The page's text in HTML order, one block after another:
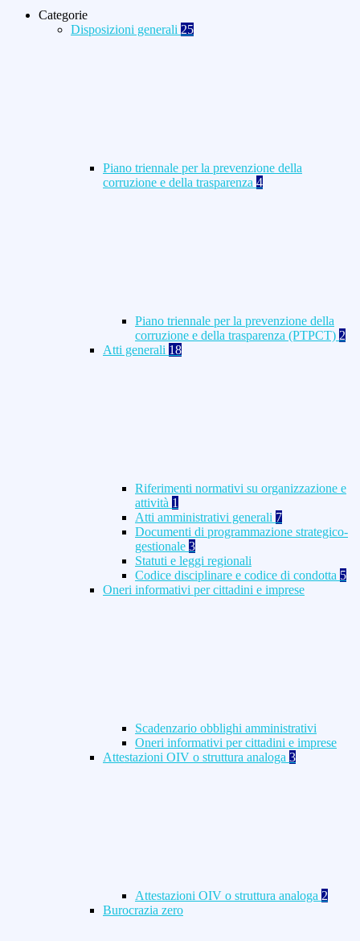
Categorie
Disposizioni generali 25
Piano triennale per la prevenzione della
corruzione e della trasparenza 4
Piano triennale per la prevenzione della
corruzione e della trasparenza (PTPCT) 2
Atti generali 18
Riferimenti normativi su organizzazione e
attività 1
Atti amministrativi generali 7
Documenti di programmazione strategico-
gestionale 3
Statuti e leggi regionali
Codice disciplinare e codice di condotta 5
Oneri informativi per cittadini e imprese
Scadenzario obblighi amministrativi
Oneri informativi per cittadini e imprese
Attestazioni OIV o struttura analoga 3
Attestazioni OIV o struttura analoga 2
Burocrazia zero